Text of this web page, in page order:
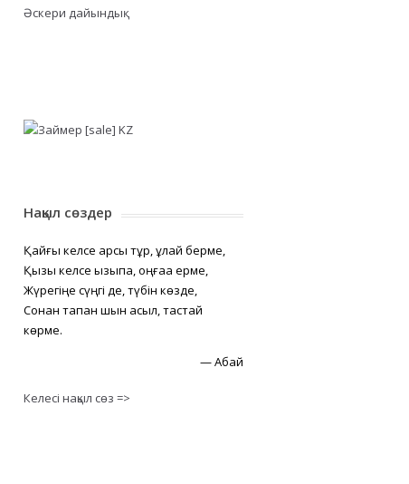
Әскери дайындық
Нақыл сөздер
Қайғы келсе қарсы тұр, құлай берме,
Қызық келсе қызықпа, оңғаққа ерме,
Жүрегіңе сүңгі де, түбін көзде,
Сонан тапқан шын асыл, тастай
көрме.
—Абай
Келесі нақыл сөз =>